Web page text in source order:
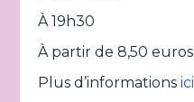
À 19h30
À partir de 8,50 euros
Plus d’informationsici